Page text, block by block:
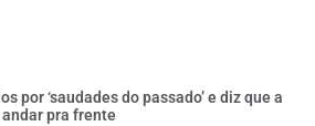
por ‘saudades do passado’ e diz que a
pra frente